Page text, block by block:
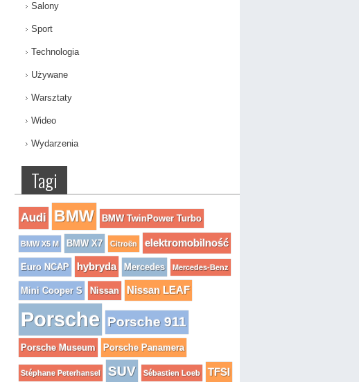
Salony
Sport
Technologia
Używane
Warsztaty
Wideo
Wydarzenia
Tagi
Audi BMW BMW TwinPower Turbo
BMW X5 M BMW X7 Citroën elektromobilność
Euro NCAP hybryda Mercedes Mercedes-Benz
Mini Cooper S Nissan Nissan LEAF
Porsche Porsche 911
Porsche Museum Porsche Panamera
Stéphane Peterhansel SUV Sébastien Loeb TFSI